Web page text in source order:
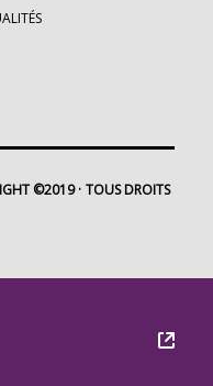
©2019 TOUS DROITS